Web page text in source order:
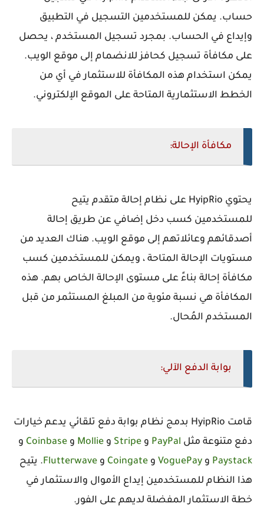
حساب. يمكن للمستخدمين التسجيل في التطبيق
وإيداع في الحساب. بمجرد تسجيل المستخدم ، يحصل
على مكافأة تسجيل كحافز للانضمام إلى موقع الويب.
يمكن استخدام هذه المكافأة للاستثمار في أي من
الخطط الاستثمارية المتاحة على الموقع الإلكتروني.
مكافأة الإحالة:
يحتوي HyipRio على نظام إحالة متقدم يتيح
للمستخدمين كسب دخل إضافي عن طريق إحالة
أصدقائهم وعائلاتهم إلى موقع الويب. هناك العديد من
مستويات الإحالة المتاحة ، ويمكن للمستخدمين كسب
مكافأة إحالة بناءً على مستوى الإحالة الخاص بهم. هذه
المكافأة هي نسبة مئوية من المبلغ المستثمر من قبل
المستخدم المُحال.
بوابة الدفع الآلي:
قامت HyipRio بدمج نظام بوابة دفع تلقائي يدعم خيارات
دفع متنوعة مثل PayPal و Stripe و Mollie و Coinbase و
Paystack و VoguePay و Coingate و Flutterwave. يتيح
هذا النظام للمستخدمين إيداع الأموال والاستثمار في
خطة الاستثمار المفضلة لديهم على الفور.